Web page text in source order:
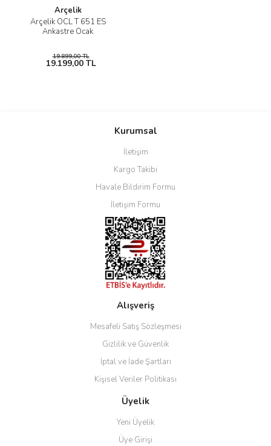
Arçelik
Arçelik OCL T 651 ES
Ankastre Ocak
19.899,00 TL
19.199,00 TL
Kurumsal
İletişim
Kargo Takibi
Havale Bildirim Formu
İletişim Formu
Alışveriş
Mesafeli Satış Sözleşmesi
Gizlilik ve Güvenlik
İptal ve İade Şartları
Kişisel Veriler Politikası
Üyelik
Yeni Üyelik
Üye Girişi